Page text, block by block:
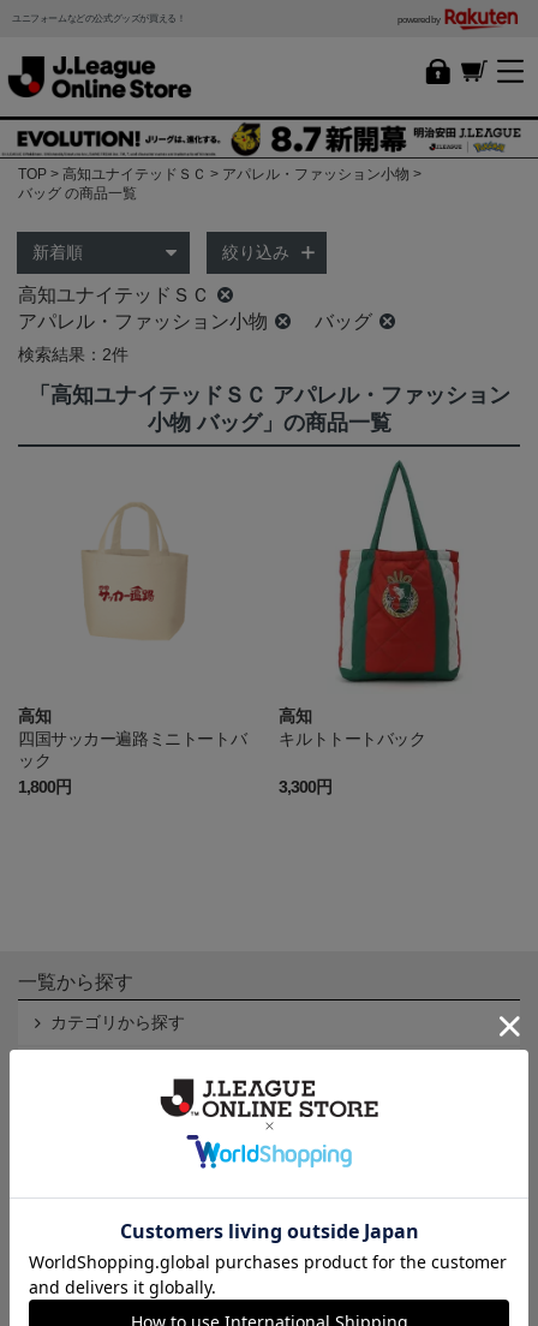
ユニフォームなどの公式グッズが買える！ powered by
TOP 高知ユナイテッドＳＣ
アパレル・ファッション小物
バッグ の商品一覧
絞り込み
高知ユナイテッドＳＣ
アパレル・ファッション小物
バッグ
検索結果：2件
「高知ユナイテッドＳＣ アパレル・ファッション
小物 バッグ」の商品一覧
高知
四国サッカー遍路ミニトートバ
ック
1,800円
高知
キルトトートバック
3,300円
一覧から探す
カテゴリから探す
Ｊ2
利用規約
個人情報保護方針